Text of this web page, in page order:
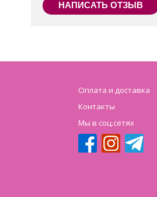
НАПИСАТЬ ОТЗЫВ
Оплата и доставка
Контакты
Мы в соц.сетях